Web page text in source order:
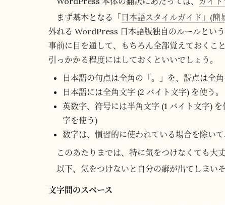
まず基本となる「日本語スタイルガイド」(簡
外れる WordPress 日本語版独自のルールとい
事前に目を通して、もちろん全部覚えておくこ
引っかかる程度にはしておくといいでしょう。
日本語の句点は全角の「。」を、読点は全角
日本語には全角文字 (2 バイト文字) を使う。
英数字、符号には半角文字 (1 バイト文字)
字を使う)
数字は、慣習的に使われている場合を除いて
このあたりまでは、特に気をつけなくても大
以下、気をつけないと自分の癖が出てしまい
文字間のスペース